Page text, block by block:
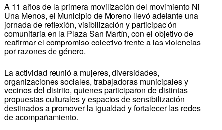
A 11 años de la primera movilización del movimiento Ni
Una Menos, el Municipio de Moreno llevó adelante una
jornada de reflexión, visibilización y participación
comunitaria en la Plaza San Martín, con el objetivo de
reafirmar el compromiso colectivo frente a las violencias
por razones de género.
La actividad reunió a mujeres, diversidades,
organizaciones sociales, trabajadoras municipales y
vecinos del distrito, quienes participaron de distintas
propuestas culturales y espacios de sensibilización
destinados a promover la igualdad y fortalecer las redes
de acompañamiento.